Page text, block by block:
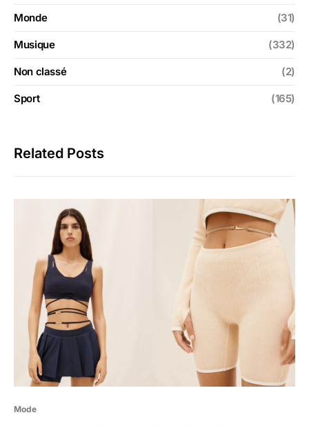
Monde (31)
Musique (332)
Non classé (2)
Sport (165)
Related Posts
Mode